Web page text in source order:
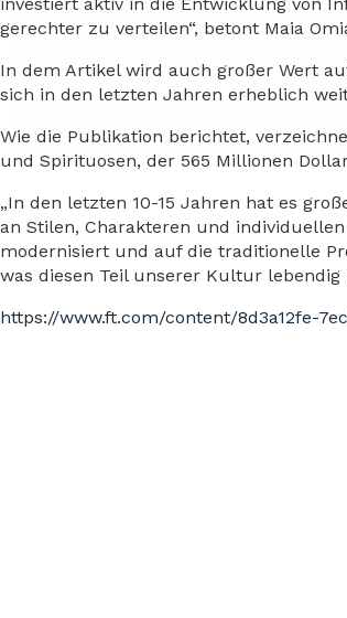
investiert aktiv in die Entwicklung von
gerechter zu verteilen“, betont Maia
In dem Artikel wird auch großer Wert
sich in den letzten Jahren erheblich
Wie die Publikation berichtet,
und Spirituosen, der 565 Millionen
„In den letzten 10-15 Jahren hat es
an Stilen, Charakteren und
modernisiert und auf die traditionelle
was diesen Teil unserer Kultur lebendig
https://www.ft.com/content/8d3a12fe-